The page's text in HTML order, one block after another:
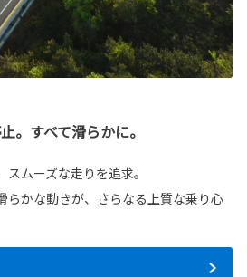
。すべて滑らかに。
ムーズな走りを追求。
らかな動きが、さらなる上質な乗り心